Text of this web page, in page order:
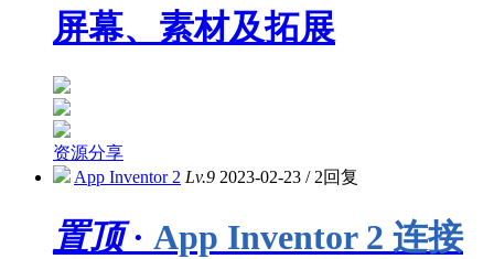
屏幕、素材及拓展
资源分享
App Inventor 2 Lv.9 2023-02-23 /2回复
置顶· App Inventor 2 连接